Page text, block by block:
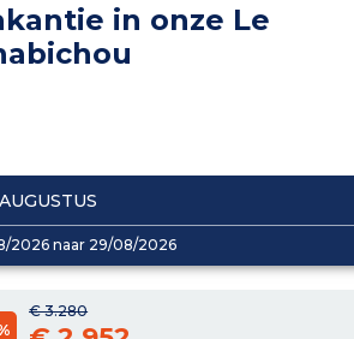
in onze Le
AUGUSTUS
2026 naar 29/08/2026
€ 3.280